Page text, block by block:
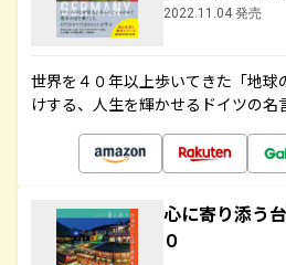
2022.11.04 発売
世界を４０年以上歩いてきた「地球
けする、人生を輝かせるドイツの名
心に寄り添う
０